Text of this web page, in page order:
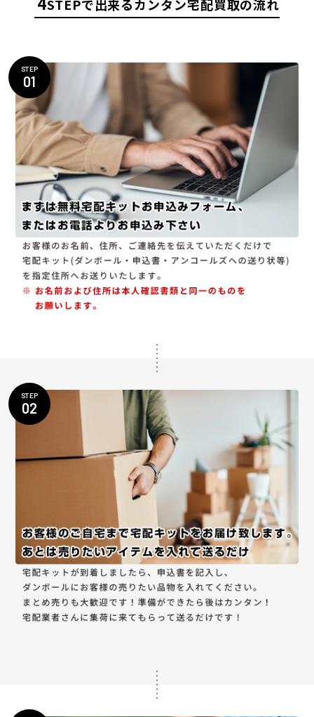
STEPで出来るカンタン宅配買取の流れ
STEP
01
STEP
02